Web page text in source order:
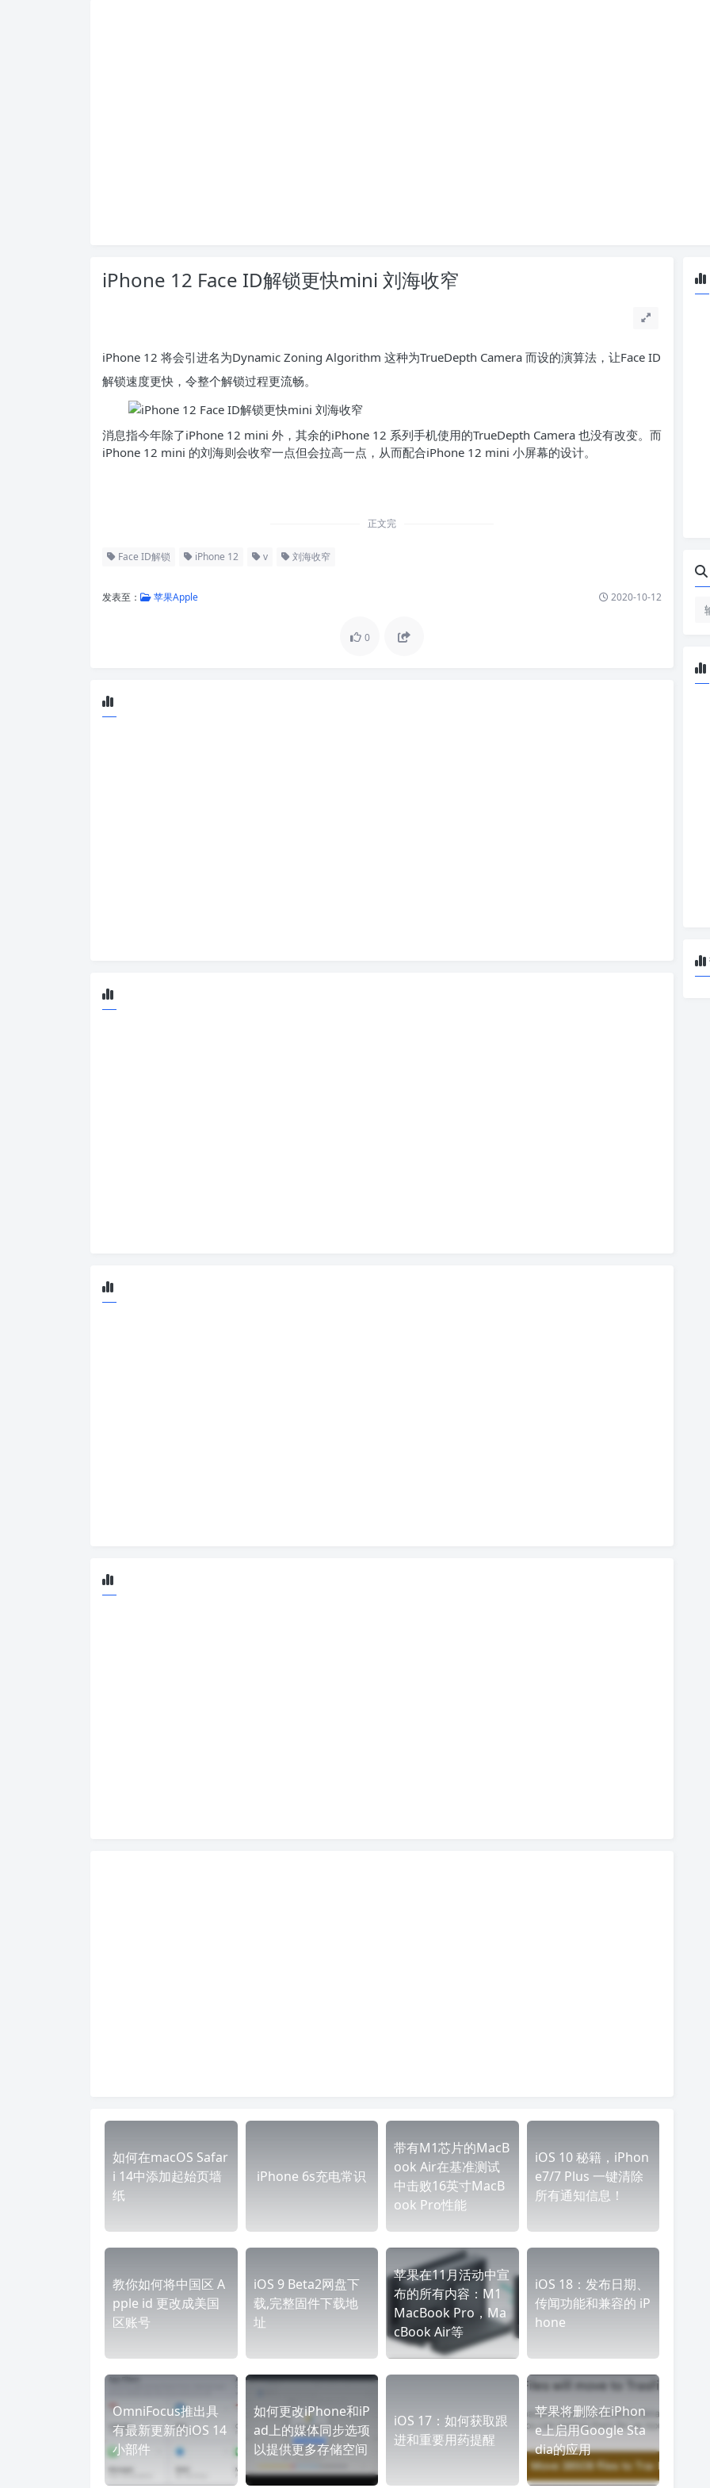
iPhone 12 Face ID解锁更快mini 刘海收窄
iPhone 12 将会引进名为Dynamic Zoning Algorithm 这种为TrueDepth Camera 而设的演算法，让Face ID
解锁速度更快，令整个解锁过程更流畅。
消息指今年除了iPhone 12 mini 外，其余的iPhone 12 系列手机使用的TrueDepth Camera 也没有改变。而
iPhone 12 mini 的刘海则会收窄一点但会拉高一点，从而配合iPhone 12 mini 小屏幕的设计。
正文完
Face ID解锁 iPhone 12 v 刘海收窄
发表至： 苹果Apple 2020-10-12
0
如何在macOS Safar
i 14中添加起始页墙
纸
iPhone 6s充电常识
带有M1芯片的MacB
ook Air在基准测试
中击败16英寸MacB
ook Pro性能
iOS 10 秘籍，iPhon
e7/7 Plus 一键清除
所有通知信息！
教你如何将中国区 A
pple id 更改成美国
区账号
iOS 9 Beta2网盘下
载,完整固件下载地
址
苹果在11月活动中宣
布的所有内容：M1
MacBook Pro，Ma
cBook Air等
iOS 18：发布日期、
传闻功能和兼容的 iP
hone
OmniFocus推出具
有最新更新的iOS 14
小部件
如何更改iPhone和iP
ad上的媒体同步选项
以提供更多存储空间
iOS 17：如何获取跟
进和重要用药提醒
苹果将删除在iPhon
e上启用Google Sta
dia的应用